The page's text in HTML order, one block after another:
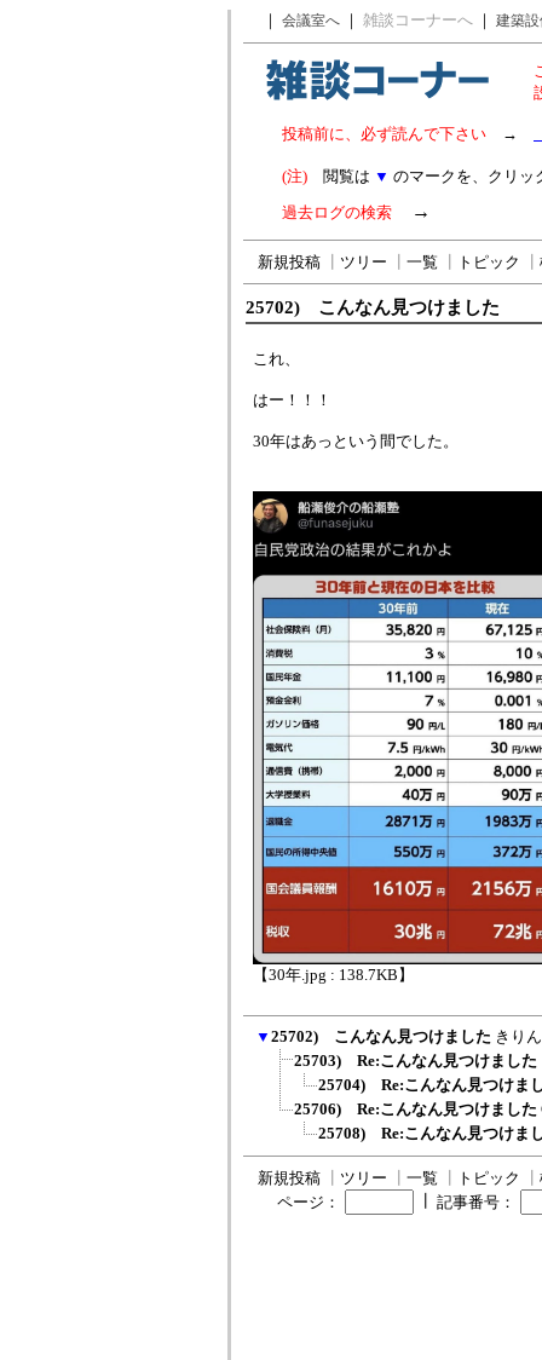
｜ 会議室へ ｜ 雑談コーナーへ ｜ 建築
投稿前に、必ず読んで下さい →
(注) 閲覧は ▼ のマークを、クリッ
過去ログの検索 →
新規投稿 ツリー 一覧 トピック
25702) こんなん見つけました
これ、
はー！！！
30年はあっという間でした。
【30年.jpg : 138.7KB】
▼ 25702) こんなん見つけました きりん
25703) Re:こんなん見つけました
25704) Re:こんなん見つけま
25706) Re:こんなん見つけました
25708) Re:こんなん見つけま
新規投稿 ツリー 一覧 トピック
ページ：
記事番号：